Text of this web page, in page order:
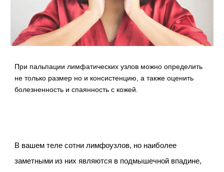
При пальпации лимфатических узлов можно определить
не только размер но и консистенцию, а также оценить
болезненность и спаянность с кожей.
В вашем теле сотни лимфоузлов, но наиболее
заметными из них являются в подмышечной впадине,